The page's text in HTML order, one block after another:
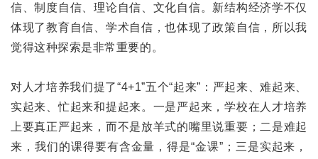
信、制度自信、理论自信、文化自信。新结构经济学不仅
体现了教育自信、学术自信，也体现了政策自信，所以我
觉得这种探索是非常重要的。
对人才培养我们提了“4+1”五个“起来”：严起来、难起来、
实起来、忙起来和提起来。一是严起来，学校在人才培养
上要真正严起来，而不是放羊式的嘴里说重要；二是难起
来，我们的课得要有含金量，得是“金课”；三是实起来，